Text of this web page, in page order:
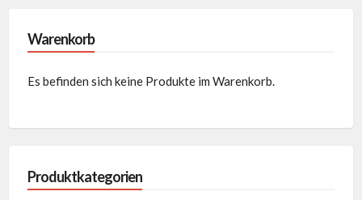
Warenkorb
Es befinden sich keine Produkte im Warenkorb.
Produktkategorien